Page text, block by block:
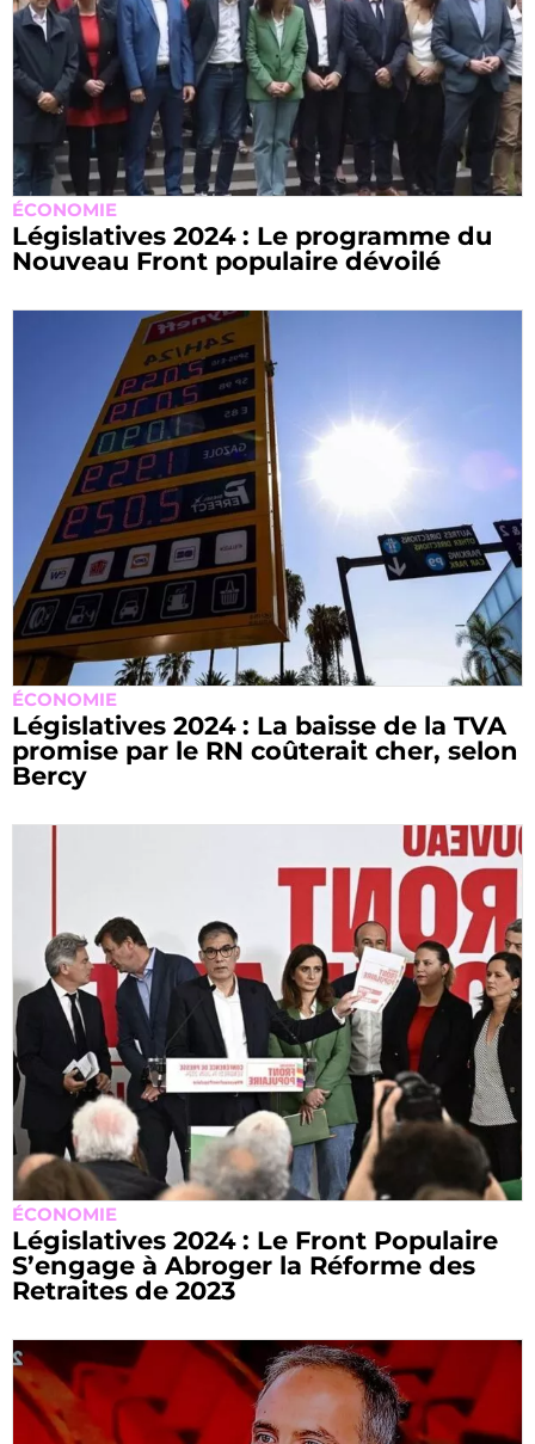
ÉCONOMIE
Législatives 2024 : Le programme du
Nouveau Front populaire dévoilé
ÉCONOMIE
Législatives 2024 : La baisse de la TVA
promise par le RN coûterait cher, selon
Bercy
ÉCONOMIE
Législatives 2024 : Le Front Populaire
S’engage à Abroger la Réforme des
Retraites de 2023